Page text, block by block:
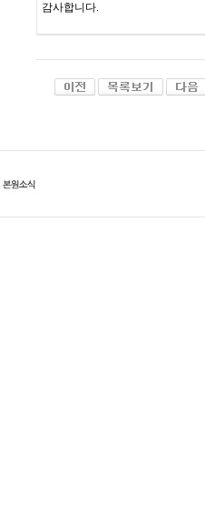
감사합니다.